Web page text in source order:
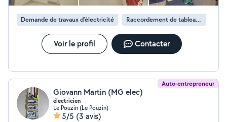
Problème électrique ? N'oubliez pas DEPANNAGE 7j/7J !
24/24 FB Maxelec Zérosept zéro sept. quatre vingt
deux . Quatre vingt huit . Trente deux . Soixante dix
N'hésitez plus ! Vous êtes sur la bonne annonce.
Demande de travaux d’électricité Raccordement de tableau électrique
Voir le profil Contacter
Auto-entrepreneur
Giovann Martin (MG elec)
électricien
Le Pouzin (Le Pouzin)
5/5 (3 avis)